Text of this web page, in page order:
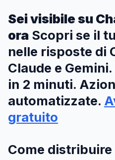
Sei visibile su
ora Scopri se il
nelle risposte di
Claude e
in 2 minuti.
automatizzate.
gratuito
Come